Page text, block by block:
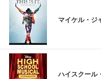
マイケル・
ハイスクール